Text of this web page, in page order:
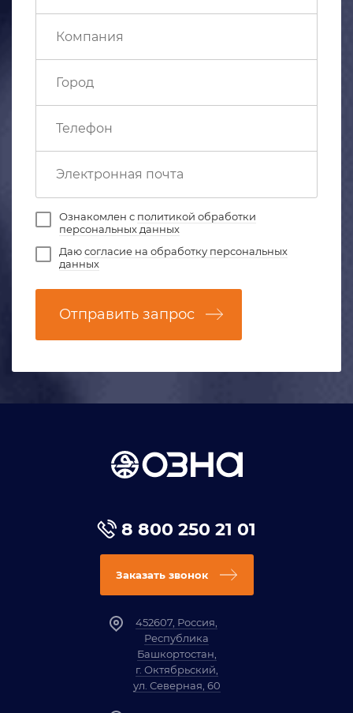
Ознакомлен с политикой обработки
персональных данных
Даюсогласие на обработку персональных
данных
Отправить запрос
8 800 250 21 01
Заказать звонок
452607, Россия,
Республика
Башкортостан,
г. Октябрьский,
ул. Северная, 60